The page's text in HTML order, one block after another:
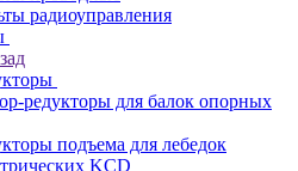
радиоуправления
редукторы для балок опорных
подъема для лебедок
KCD